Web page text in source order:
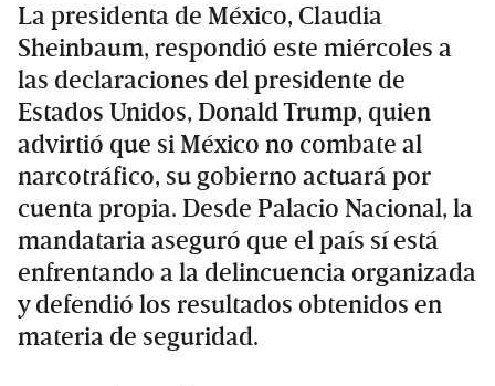
La presidenta de México, Claudia
Sheinbaum, respondió este miércoles a
las declaraciones del presidente de
Estados Unidos, Donald Trump, quien
advirtió que si México no combate al
narcotráfico, su gobierno actuará por
cuenta propia. Desde Palacio Nacional, la
mandataria aseguró que el país sí está
enfrentando a la delincuencia organizada
y defendió los resultados obtenidos en
materia de seguridad.